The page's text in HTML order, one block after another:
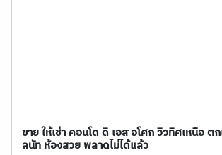
ขาย ให้เช่า คอนโด ดิ เอส อโศก วิวทิศเหนือ ต
ลนัท ห้องสวย พลาดไม่ได้แล้ว